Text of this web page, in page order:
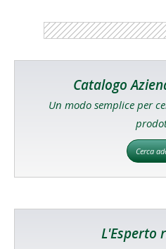
Catalogo
Un modo semplice per
Cerca
L'Esperto